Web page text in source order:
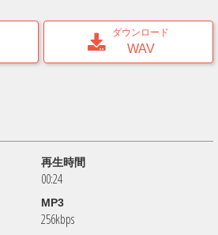
ダウンロード
WAV
再生時間
00:24
MP3
256kbps